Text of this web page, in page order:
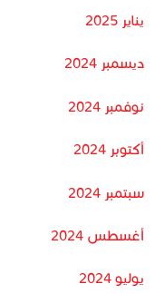
يناير 2025
ديسمبر 2024
نوفمبر 2024
أكتوبر 2024
سبتمبر 2024
أغسطس 2024
يوليو 2024